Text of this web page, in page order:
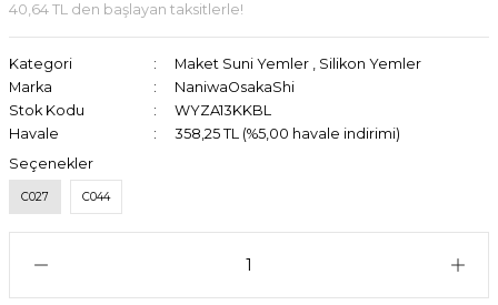
40,64 TL den başlayan taksitlerle!
Kategori Maket Suni Yemler , Silikon Yemler
Marka
NaniwaOsakaShi
Stok Kodu
WYZA13KKBL
Havale
358,25 TL (%5,00 havale indirimi)
Seçenekler
C027 C044